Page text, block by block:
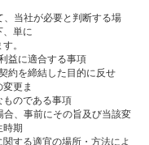
当社が必要と判断する場
単に
。
益に適合する事項
約を締結した⽬的に反せ
更ま
のである事項
、事前にその旨及び当該変
時期
する適宜の場所・⽅法によ